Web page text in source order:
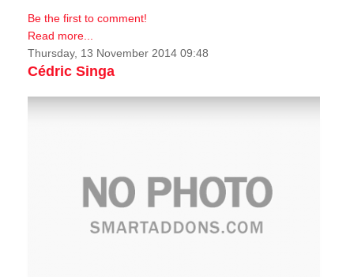
Be the first to comment!
Read more...
Thursday, 13 November 2014 09:48
Cédric Singa